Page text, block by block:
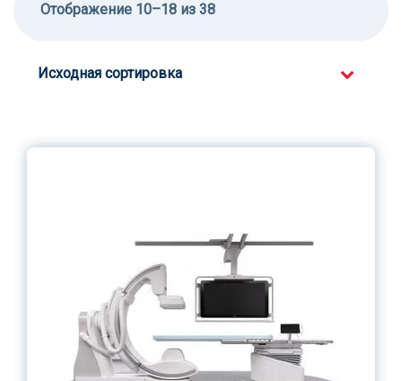
Отображение 10–18 из 38